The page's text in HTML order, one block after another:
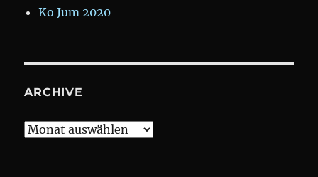
Ko Jum 2020
ARCHIVE
Archive